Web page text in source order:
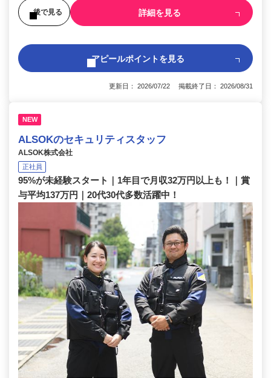
後で見る 詳細を見る
アピールポイントを見る
更新日： 2026/07/22 掲載終了日： 2026/08/31
NEW
ALSOKのセキュリティスタッフ
ALSOK株式会社
正社員
95%が未経験スタート｜1年目で月収32万円以上も！｜賞
与平均137万円｜20代30代多数活躍中！